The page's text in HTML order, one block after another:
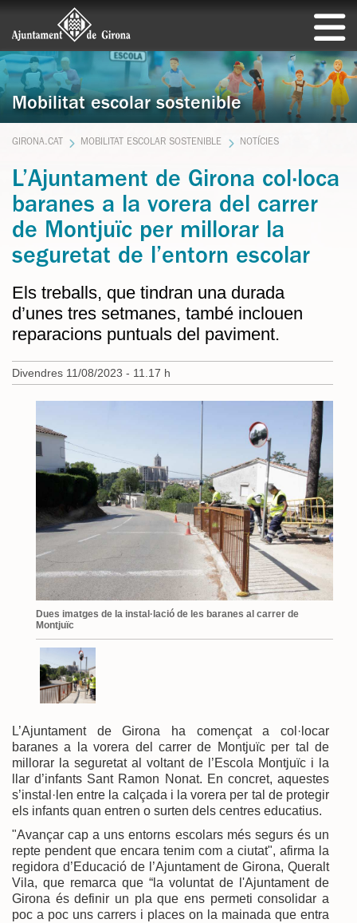
Mobilitat escolar sostenible
GIRONA.CAT MOBILITAT ESCOLAR SOSTENIBLE NOTÍCIES
L’Ajuntament de Girona col·loca
baranes a la vorera del carrer
de Montjuïc per millorar la
seguretat de l’entorn escolar
Els treballs, que tindran una durada
d’unes tres setmanes, també inclouen
reparacions puntuals del paviment.
Divendres 11/08/2023 - 11.17 h
Dues imatges de la instal·lació de les baranes al carrer de
Montjuïc
L’Ajuntament de Girona ha començat a col·locar
baranes a la vorera del carrer de Montjuïc per tal de
millorar la seguretat al voltant de l’Escola Montjuïc i la
llar d’infants Sant Ramon Nonat. En concret, aquestes
s’instal·len entre la calçada i la vorera per tal de protegir
els infants quan entren o surten dels centres educatius.
"Avançar cap a uns entorns escolars més segurs és un
repte pendent que encara tenim com a ciutat", afirma la
regidora d’Educació de l’Ajuntament de Girona, Queralt
Vila, que remarca que “la voluntat de l'Ajuntament de
Girona és definir un pla que ens permeti consolidar a
poc a poc uns carrers i places on la mainada que entra